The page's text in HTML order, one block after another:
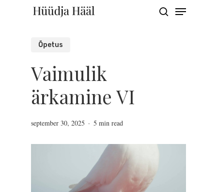
Menu
Õpetus
Vaimulik
ärkamine VI
september 30, 2025 5 min read